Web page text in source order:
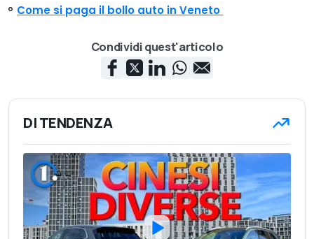
Come si paga il bollo auto in Veneto
Condividi quest'articolo
DI TENDENZA